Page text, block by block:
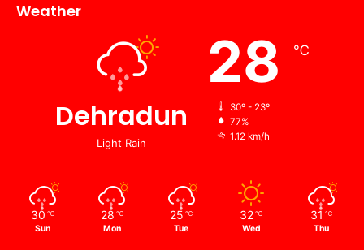
Weather
Dehradun
Light Rain
28 ℃
30º - 23º
77%
1.12 km/h
30 ℃
Sun
28 ℃
Mon
25 ℃
Tue
32 ℃
Wed
31 ℃
Thu